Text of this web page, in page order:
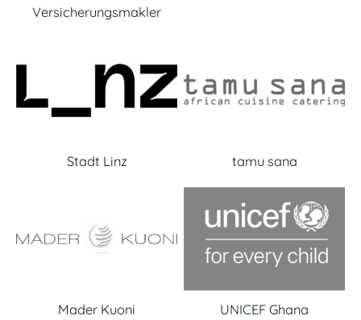
Versicherungsmakler
Stadt Linz tamu sana
Mader Kuoni UNICEF Ghana